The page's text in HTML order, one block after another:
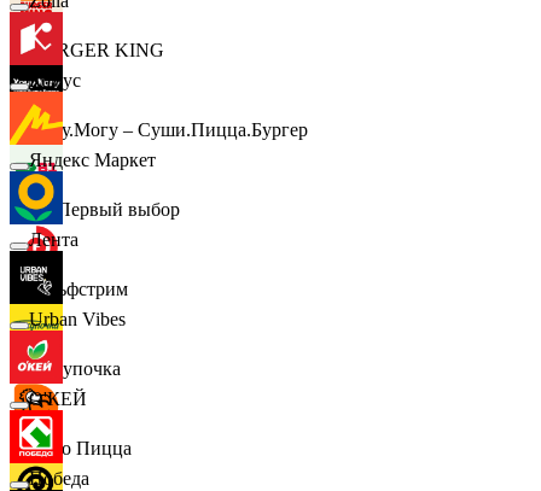
BURGER KING
Хочу.Могу – Суши.Пицца.Бургер
B1 Первый выбор
Гольфстрим
Покупочка
Додо Пицца
Комус
Яндекс Маркет
Лента
Urban Vibes
О'КЕЙ
Победа